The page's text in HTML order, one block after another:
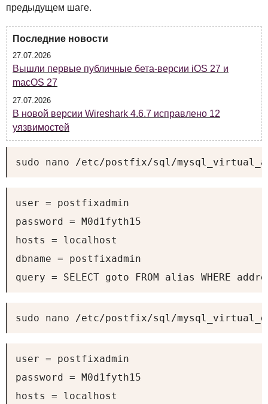
предыдущем шаге.
Последние новости
27.07.2026
Вышли первые публичные бета-версии iOS 27 и
macOS 27
27.07.2026
В новой версии Wireshark 4.6.7 исправлено 12
уязвимостей
sudo nano /etc/postfix/sql/
user = postfixadmin
password = M0d1fyth15
hosts = localhost
dbname = postfixadmin
query = SELECT goto FROM alias WHERE
sudo nano /etc/postfix/sql/
user = postfixadmin
password = M0d1fyth15
hosts = localhost